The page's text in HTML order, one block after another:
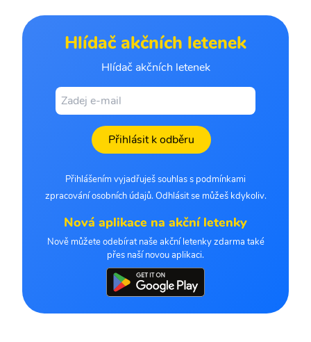
Hlídač akčních letenek
Hlídač akčních letenek
Přihlásit k odběru
Přihlášením vyjadřuješ souhlas s podmínkami
zpracování osobních údajů. Odhlásit se můžeš kdykoliv.
Nová aplikace na akční letenky
Nově můžete odebírat naše akční letenky zdarma také
přes naší novou aplikaci.